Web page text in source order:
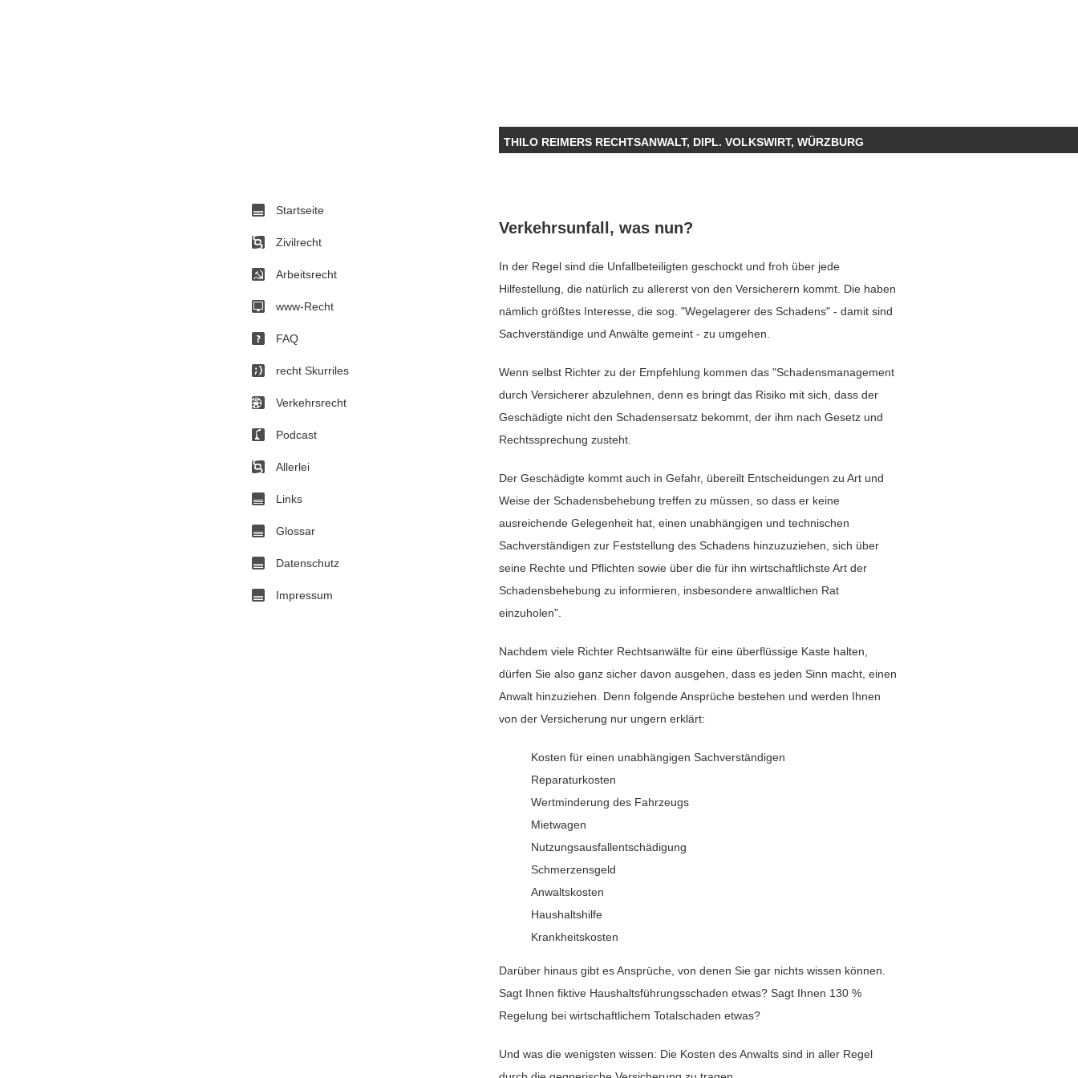
Startseite
Zivilrecht
Arbeitsrecht
www-Recht
FAQ
recht Skurriles
Verkehrsrecht
Podcast
Allerlei
Links
Glossar
Datenschutz
Impressum
THILO REIMERS RECHTSANWALT, DIPL. VOLKSWIRT, WÜRZBURG
Verkehrsunfall, was nun?
In der Regel sind die Unfallbeteiligten geschockt und froh über jede
Hilfestellung, die natürlich zu allererst von den Versicherern kommt. Die haben
nämlich größtes Interesse, die sog. "Wegelagerer des Schadens" - damit sind
Sachverständige und Anwälte gemeint - zu umgehen.
Wenn selbst Richter zu der Empfehlung kommen das "Schadensmanagement
durch Versicherer abzulehnen, denn es bringt das Risiko mit sich, dass der
Geschädigte nicht den Schadensersatz bekommt, der ihm nach Gesetz und
Rechtssprechung zusteht.
Der Geschädigte kommt auch in Gefahr, übereilt Entscheidungen zu Art und
Weise der Schadensbehebung treffen zu müssen, so dass er keine
ausreichende Gelegenheit hat, einen unabhängigen und technischen
Sachverständigen zur Feststellung des Schadens hinzuzuziehen, sich über
seine Rechte und Pflichten sowie über die für ihn wirtschaftlichste Art der
Schadensbehebung zu informieren, insbesondere anwaltlichen Rat
einzuholen".
Nachdem viele Richter Rechtsanwälte für eine überflüssige Kaste halten,
dürfen Sie also ganz sicher davon ausgehen, dass es jeden Sinn macht, einen
Anwalt hinzuziehen. Denn folgende Ansprüche bestehen und werden Ihnen
von der Versicherung nur ungern erklärt:
Kosten für einen unabhängigen Sachverständigen
Reparaturkosten
Wertminderung des Fahrzeugs
Mietwagen
Nutzungsausfallentschädigung
Schmerzensgeld
Anwaltskosten
Haushaltshilfe
Krankheitskosten
Darüber hinaus gibt es Ansprüche, von denen Sie gar nichts wissen können.
Sagt Ihnen fiktive Haushaltsführungsschaden etwas? Sagt Ihnen 130 %
Regelung bei wirtschaftlichem Totalschaden etwas?
Und was die wenigsten wissen: Die Kosten des Anwalts sind in aller Regel